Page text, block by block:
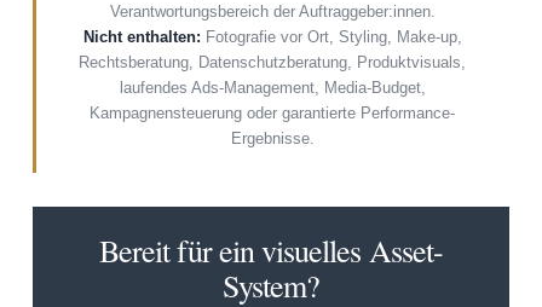
Verantwortungsbereich der Auftraggeber:innen.
Nicht enthalten: Fotografie vor Ort, Styling, Make-up,
Rechtsberatung, Datenschutzberatung, Produktvisuals,
laufendes Ads-Management, Media-Budget,
Kampagnensteuerung oder garantierte Performance-
Ergebnisse.
Bereit für ein visuelles Asset-
System?